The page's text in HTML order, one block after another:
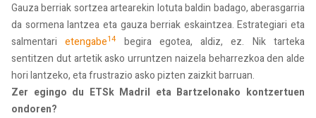
Gauza berriak sortzea artearekin lotuta baldin badago, aberasgarria
da sormena lantzea eta gauza berriak eskaintzea. Estrategiari eta
salmentarietengabe14
begira egotea, aldiz, ez. Nik tarteka
sentitzen dut artetik asko urruntzen naizela beharrezkoa den alde
hori lantzeko, eta frustrazio asko pizten zaizkit barruan.
Zer egingo du ETSk Madril eta Bartzelonako kontzertuen
ondoren?